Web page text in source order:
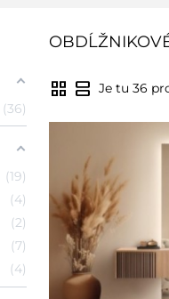
36
19
4
2
7
4
grid_view view_agenda Je tu 36